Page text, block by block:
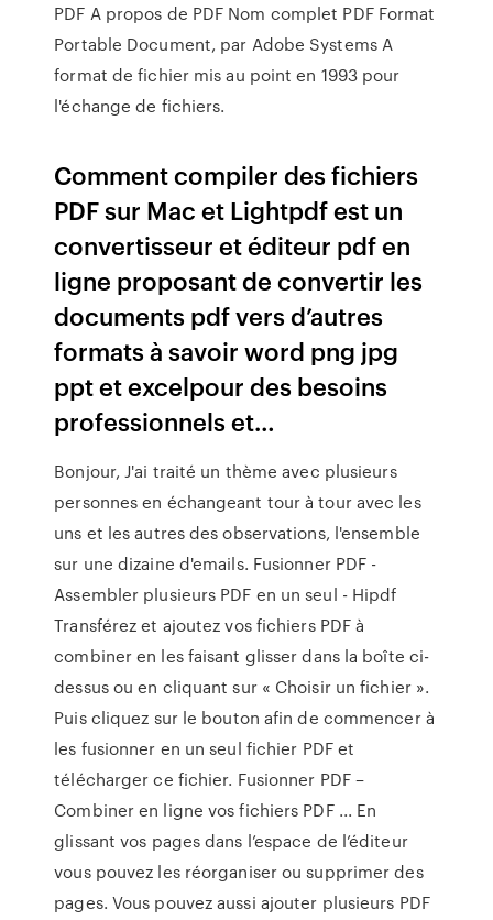
PDF A propos de PDF Nom complet PDF Format
Portable Document, par Adobe Systems A
format de fichier mis au point en 1993 pour
l'échange de fichiers.
Comment compiler des fichiers
PDF sur Mac et Lightpdf est un
convertisseur et éditeur pdf en
ligne proposant de convertir les
documents pdf vers d’autres
formats à savoir word png jpg
ppt et excelpour des besoins
professionnels et…
Bonjour, J'ai traité un thème avec plusieurs
personnes en échangeant tour à tour avec les
uns et les autres des observations, l'ensemble
sur une dizaine d'emails. Fusionner PDF -
Assembler plusieurs PDF en un seul - Hipdf
Transférez et ajoutez vos fichiers PDF à
combiner en les faisant glisser dans la boîte ci-
dessus ou en cliquant sur « Choisir un fichier ».
Puis cliquez sur le bouton afin de commencer à
les fusionner en un seul fichier PDF et
télécharger ce fichier. Fusionner PDF –
Combiner en ligne vos fichiers PDF ... En
glissant vos pages dans l’espace de l’éditeur
vous pouvez les réorganiser ou supprimer des
pages. Vous pouvez aussi ajouter plusieurs PDF